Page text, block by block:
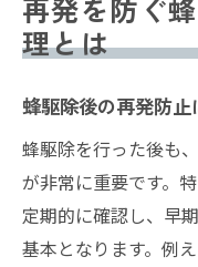
再発を防ぐ
理とは
蜂駆除後の再発防
蜂駆除を行った後も
が非常に重要です。
定期的に確認し、早
基本となります。例